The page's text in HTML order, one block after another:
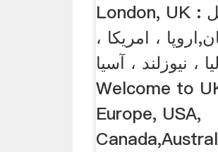
London, UK معرفی مشاغل :
، امریکا ،
، نیوزلند ، آسیا
Welcome to
Europe, USA,